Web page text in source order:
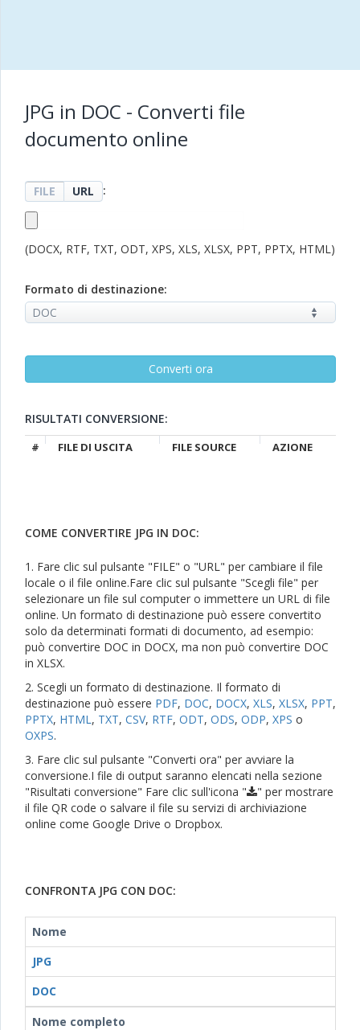
JPG in DOC - Converti file
documento online
FILE URL :
(DOCX, RTF, TXT, ODT, XPS, XLS, XLSX, PPT, PPTX, HTML)
Formato di destinazione:
RISULTATI CONVERSIONE:
# FILE DI USCITA FILE SOURCE AZIONE
COME CONVERTIRE JPG IN DOC:
1. Fare clic sul pulsante "FILE" o "URL" per cambiare il file
locale o il file online.Fare clic sul pulsante "Scegli file" per
selezionare un file sul computer o immettere un URL di file
online. Un formato di destinazione può essere convertito
solo da determinati formati di documento, ad esempio:
può convertire DOC in DOCX, ma non può convertire DOC
in XLSX.
2. Scegli un formato di destinazione. Il formato di
destinazione può essere PDF, DOC, DOCX, XLS, XLSX, PPT,
PPTX, HTML, TXT, CSV, RTF, ODT, ODS, ODP, XPS o
OXPS.
3. Fare clic sul pulsante "Converti ora" per avviare la
conversione.I file di output saranno elencati nella sezione
"Risultati conversione" Fare clic sull'icona "
" per mostrare
il file QR code o salvare il file su servizi di archiviazione
online come Google Drive o Dropbox.
CONFRONTA JPG CON DOC:
Nome
JPG
DOC
Nome completo